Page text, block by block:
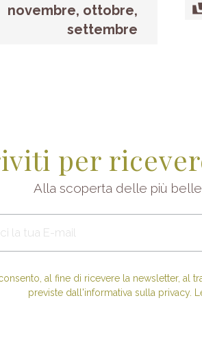
novembre, ottobre,
settembre
per
Alla scoperta delle più
al fine di ricevere la newsletter, al
previste dall'informativa sulla privacy.